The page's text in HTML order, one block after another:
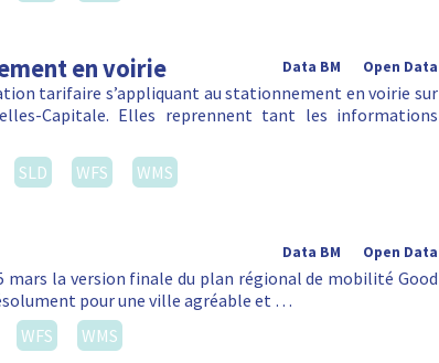
en voirie Open Data
Data BM
tarifaire s’appliquant au stationnement en voirie sur
Capitale. Elles reprennent tant les informations
SLD WFS WMS
Open Data
Data BM
mars la version finale du plan régional de mobilité Good
pour une ville agréable et …
WFS WMS